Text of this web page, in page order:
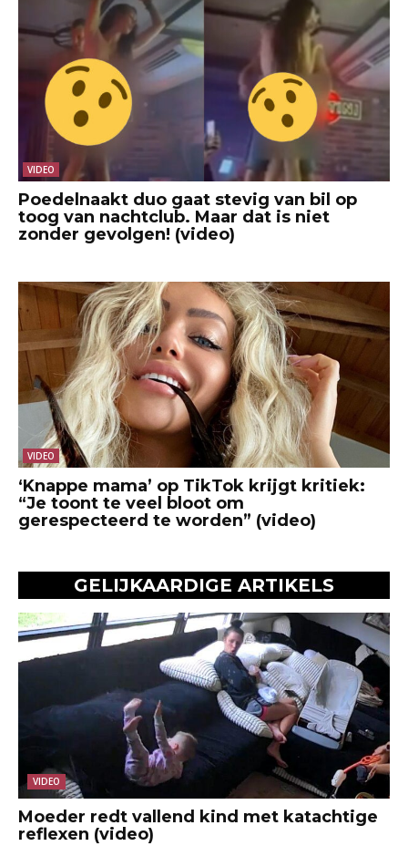
VIDEO
Poedelnaakt duo gaat stevig van bil op
toog van nachtclub. Maar dat is niet
zonder gevolgen! (video)
VIDEO
‘Knappe mama’ op TikTok krijgt kritiek:
“Je toont te veel bloot om
gerespecteerd te worden” (video)
GELIJKAARDIGE ARTIKELS
VIDEO
Moeder redt vallend kind met katachtige
reflexen (video)